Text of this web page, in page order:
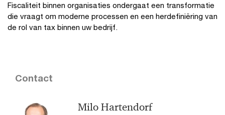
Fiscaliteit binnen organisaties ondergaat een transformatie
die vraagt om moderne processen en een herdefiniëring van
de rol van tax binnen uw bedrijf.
Contact
Milo Hartendorf